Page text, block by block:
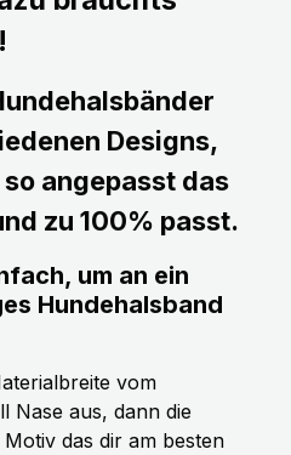
Designs,
angepasst das
zu 100% passt.
um an ein
Hundehalsband
vom
Nase aus, dann die
das dir am besten